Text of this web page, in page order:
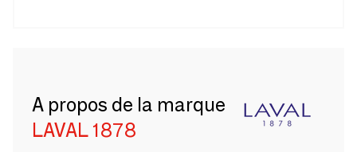
A propos de la marque
LAVAL 1878